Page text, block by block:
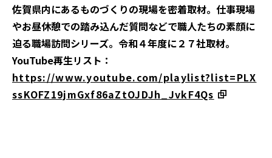
佐賀県内にあるものづくりの現場を密着取材。仕事現場
やお昼休憩での踏み込んだ質問などで職人たちの素顔に
迫る職場訪問シリーズ。令和４年度に２７社取材。
YouTube再生リスト：
https://www.youtube.com/playlist?list=PLX
ssKOFZ19jmGxf86aZtOJDJh_JvkF4Qs